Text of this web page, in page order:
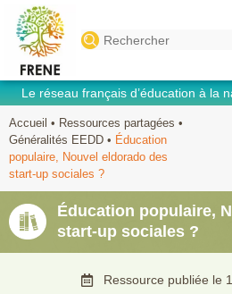
Search
for:
Le réseau français d’éducation à la
Accueil • Ressources partagées •
Généralités EEDD • Éducation
populaire, Nouvel eldorado des
start-up sociales ?
Éducation populaire,
start-up sociales ?
Ressource publiée le